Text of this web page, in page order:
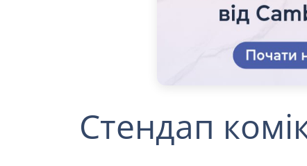
Стендап